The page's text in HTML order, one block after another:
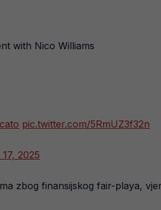
with Nico Williams
pic.twitter.com/5RmUZ3f32n
2025
zbog finansijskog fair-playa,